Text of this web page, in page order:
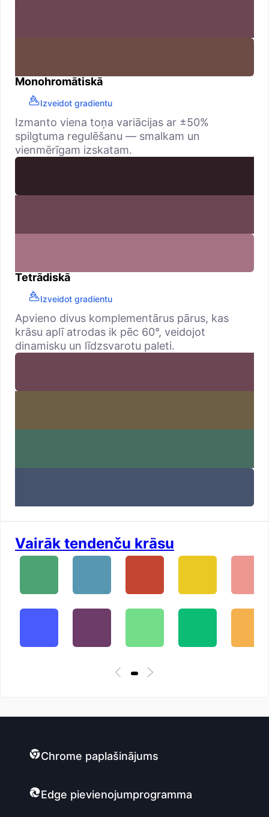
Monohromātiskā
Izveidot gradientu
Izmanto viena toņa variācijas ar ±50%
spilgtuma regulēšanu — smalkam un
vienmērīgam izskatam.
Tetrādiskā
Izveidot gradientu
Apvieno divus komplementārus pārus, kas
krāsu aplī atrodas ik pēc 60°, veidojot
dinamisku un līdzsvarotu paleti.
Vairāk tendenču krāsu
Chrome paplašinājums
Edge pievienojumprogramma